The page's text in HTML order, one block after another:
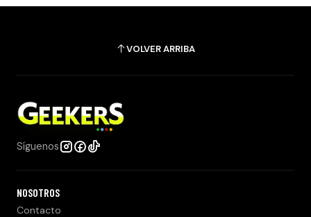
VOLVER ARRIBA
Síguenos
NOSOTROS
Contacto